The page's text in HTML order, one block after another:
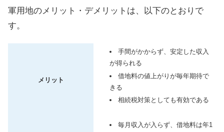
軍用地のメリット・デメリットは、以下のとおりで
す。
メリット
手間がかからず、安定した収入
が得られる
借地料の値上がりが毎年期待で
きる
相続税対策としても有効である
毎月収入が入らず、借地料は年1